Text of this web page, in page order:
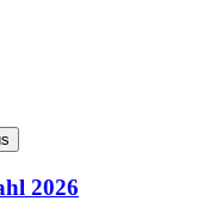
2026